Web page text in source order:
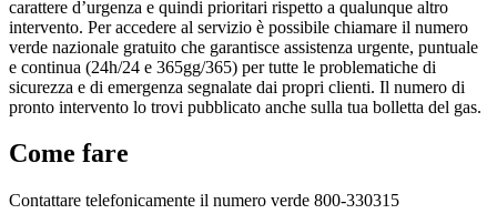
carattere d’urgenza e quindi prioritari rispetto a qualunque altro
intervento. Per accedere al servizio è possibile chiamare il numero
verde nazionale gratuito che garantisce assistenza urgente, puntuale
e continua (24h/24 e 365gg/365) per tutte le problematiche di
sicurezza e di emergenza segnalate dai propri clienti. Il numero di
pronto intervento lo trovi pubblicato anche sulla tua bolletta del gas.
Come fare
Contattare telefonicamente il numero verde 800-330315